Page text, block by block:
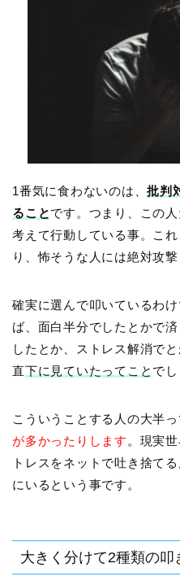
1番気に食わないのは、批判
ることです。つまり、この
考えて行動している事。こ
り、怖そうな人には絶対攻
確実に選んで叩いているわ
ば、面白半分でしたとかで
したとか、ストレス解消で
直下に見ていたってこと でし
こういうことする人の大半
が多かったりします 。現実
トレスをネットで吐き捨て
にいるという事です。
大きく分けて2種類の叩